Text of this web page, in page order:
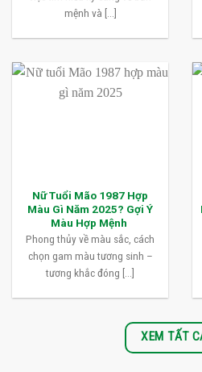
mệnh và [...]
Nữ Tuổi Mão 1987 Hợp
Màu Gì Năm 2025? Gợi Ý
Màu Hợp Mệnh
Phong thủy về màu sắc, cách
chọn gam màu tương sinh –
tương khắc đóng [...]
XEM TẤT